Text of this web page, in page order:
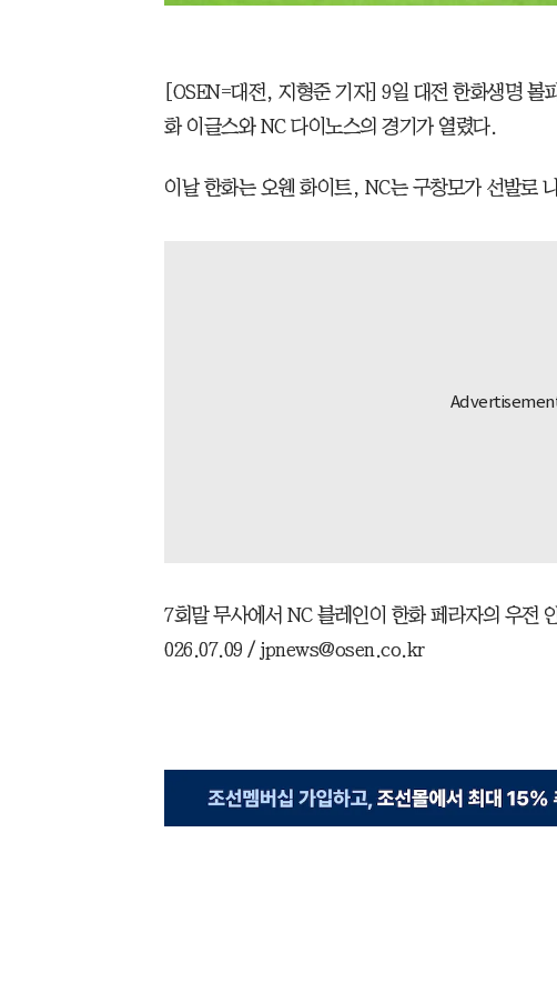
[OSEN=대전, 지형준 기자] 9일 대전 한화생명 볼
화 이글스와 NC 다이노스의 경기가 열렸다.
이날 한화는 오웬 화이트, NC는 구창모가 선발로
7회말 무사에서 NC 블레인이 한화 페라자의 우전
026.07.09 / jpnews@osen.co.kr